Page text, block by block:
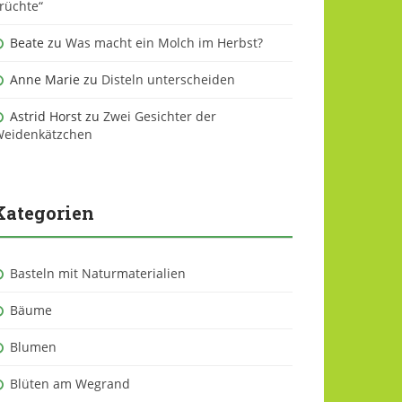
Beate zu Was macht ein Molch im Herbst?
Anne Marie zu Disteln unterscheiden
Astrid Horst zu Zwei Gesichter der
Basteln mit Naturmaterialien
Bäume
Blumen
Blüten am Wegrand